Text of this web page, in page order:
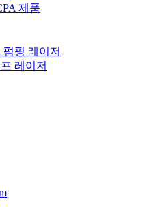
제품
핑 레이저
레이저